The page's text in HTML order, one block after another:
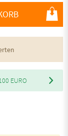
EURO